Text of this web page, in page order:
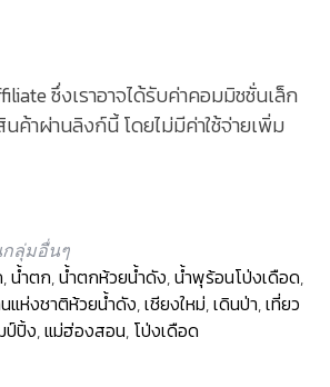
ซึ่งเราอาจได้รับค่าคอมมิชชั่นเล็ก
าผ่านลิงก์นี้ โดยไม่มีค่าใช้จ่ายเพิ่ม
กลุ่มอื่นๆ
,น้ำตก,น้ำตกห้วยน้ำดัง,น้ำพุร้อนโป่งเดือด,
แห่งชาติห้วยน้ำดัง,เชียงใหม่,เดินป่า,เที่ยว
ป์ปิ้ง,แม่ฮ่องสอน, โป่งเดือด